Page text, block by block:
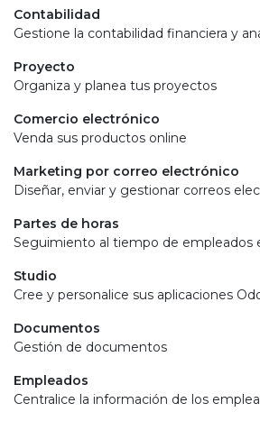
Contabilidad
Gestione la contabilidad financiera y
Proyecto
Organiza y planea tus proyectos
Comercio electrónico
Venda sus productos online
Marketing por correo electrónico
Diseñar, enviar y gestionar correos
Partes de horas
Seguimiento al tiempo de empleados
Studio
Cree y personalice sus aplicaciones
Documentos
Gestión de documentos
Empleados
Centralice la información de los